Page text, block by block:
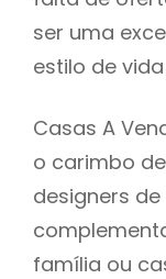
ser uma
estilo de
Casas A
o carimbo
designers
família ou